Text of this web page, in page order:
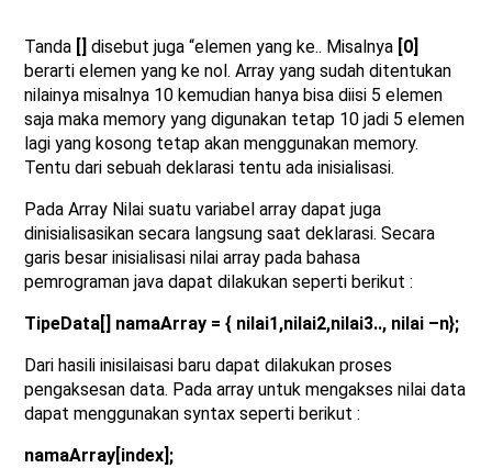
Tanda disebut juga “elemen yang ke.. Misalnya [0]
berarti elemen yang ke nol. Array yang sudah ditentukan
nilainya misalnya 10 kemudian hanya bisa diisi 5 elemen
saja maka memory yang digunakan tetap 10 jadi 5 elemen
lagi yang kosong tetap akan menggunakan memory.
Tentu dari sebuah deklarasi tentu ada inisialisasi.
Pada Array Nilai suatu variabel array dapat juga
dinisialisasikan secara langsung saat deklarasi. Secara
garis besar inisialisasi nilai array pada bahasa
pemrograman java dapat dilakukan seperti berikut :
TipeData[] namaArray = { nilai1,nilai2,nilai3.., nilai –n};
Dari hasili inisilaisasi baru dapat dilakukan proses
pengaksesan data. Pada array untuk mengakses nilai data
dapat menggunakan syntax seperti berikut :
namaArray[index];